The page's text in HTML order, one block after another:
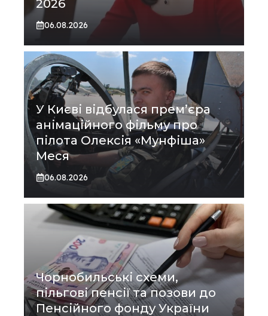
2026
06.08.2026
У Києві відбулася прем’єра
анімаційного фільму про
пілота Олексія «Мунфіша»
Меся
06.08.2026
Чорнобильські схеми,
пільгові пенсії та позови до
Пенсійного фонду України